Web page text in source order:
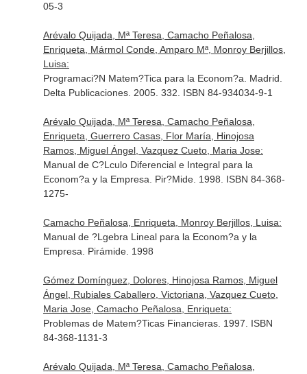
05-3
Arévalo Quijada, Mª Teresa, Camacho Peñalosa,
Enriqueta, Mármol Conde, Amparo Mª, Monroy Berjillos,
Luisa:
Programaci?N Matem?Tica para la Econom?a. Madrid.
Delta Publicaciones. 2005. 332. ISBN 84-934034-9-1
Arévalo Quijada, Mª Teresa, Camacho Peñalosa,
Enriqueta, Guerrero Casas, Flor María, Hinojosa
Ramos, Miguel Ángel, Vazquez Cueto, Maria Jose:
Manual de C?Lculo Diferencial e Integral para la
Econom?a y la Empresa. Pir?Mide. 1998. ISBN 84-368-
1275-
Camacho Peñalosa, Enriqueta, Monroy Berjillos, Luisa:
Manual de ?Lgebra Lineal para la Econom?a y la
Empresa. Pirámide. 1998
Gómez Domínguez, Dolores, Hinojosa Ramos, Miguel
Ángel, Rubiales Caballero, Victoriana, Vazquez Cueto,
Maria Jose, Camacho Peñalosa, Enriqueta:
Problemas de Matem?Ticas Financieras. 1997. ISBN
84-368-1131-3
Arévalo Quijada, Mª Teresa, Camacho Peñalosa,